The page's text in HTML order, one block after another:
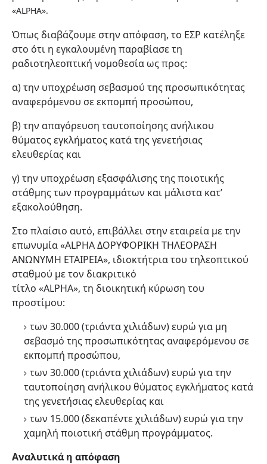
«ΑLPHA».
Όπως διαβάζουμε στην απόφαση, το ΕΣΡ κατέληξε
στο ότι η εγκαλουμένη παραβίασε τη
ραδιοτηλεοπτική νομοθεσία ως προς:
α) την υποχρέωση σεβασμού της προσωπικότητας
αναφερόμενου σε εκπομπή προσώπου,
β) την απαγόρευση ταυτοποίησης ανήλικου
θύματος εγκλήματος κατά της γενετήσιας
ελευθερίας και
γ) την υποχρέωση εξασφάλισης της ποιοτικής
στάθμης των προγραμμάτων και μάλιστα κατ’
εξακολούθηση.
Στο πλαίσιο αυτό, επιβάλλει στην εταιρεία με την
επωνυμία «ALPHA ΔΟΡΥΦΟΡΙΚΗ ΤΗΛΕΟΡΑΣΗ
ΑΝΩΝΥΜΗ ΕΤΑΙΡΕΙΑ», ιδιοκτήτρια του τηλεοπτικού
σταθμού με τον διακριτικό
τίτλο «ALPHA», τη διοικητική κύρωση του
προστίμου:
των 30.000 (τριάντα χιλιάδων) ευρώ για μη
σεβασμό της προσωπικότητας αναφερόμενου σε
εκπομπή προσώπου,
των 30.000 (τριάντα χιλιάδων) ευρώ για την
ταυτοποίηση ανήλικου θύματος εγκλήματος κατά
της γενετήσιας ελευθερίας και
των 15.000 (δεκαπέντε χιλιάδων) ευρώ για την
χαμηλή ποιοτική στάθμη προγράμματος.
Αναλυτικά η απόφαση